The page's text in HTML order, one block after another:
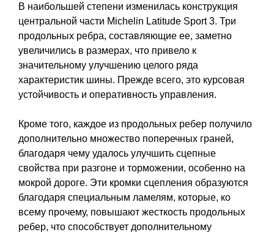
В наибольшей степени изменилась конструкция
центральной части Michelin Latitude Sport 3. Три
продольных ребра, составляющие ее, заметно
увеличились в размерах, что привело к
значительному улучшению целого ряда
характеристик шины. Прежде всего, это курсовая
устойчивость и оперативность управления.
Кроме того, каждое из продольных ребер получило
дополнительно множество поперечных граней,
благодаря чему удалось улучшить сцепные
свойства при разгоне и торможении, особенно на
мокрой дороге. Эти кромки сцепления образуются
благодаря специальным ламелям, которые, ко
всему прочему, повышают жесткость продольных
ребер, что способствует дополнительному